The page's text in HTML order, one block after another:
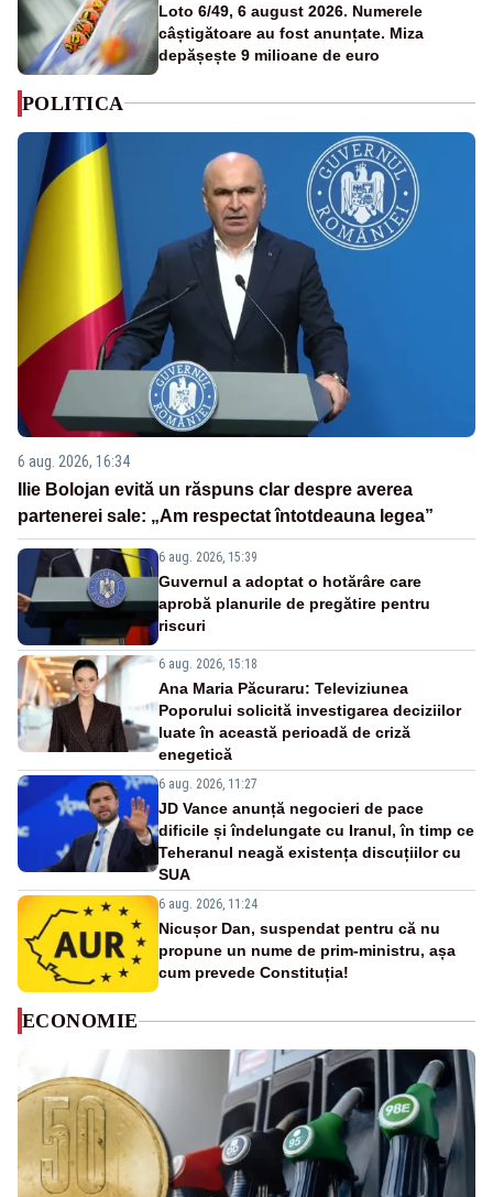
Loto 6/49, 6 august 2026. Numerele
câștigătoare au fost anunțate. Miza
depășește 9 milioane de euro
POLITICA
6 aug. 2026, 16:34
Ilie Bolojan evită un răspuns clar despre averea
partenerei sale: „Am respectat întotdeauna legea”
6 aug. 2026, 15:39
Guvernul a adoptat o hotărâre care
aprobă planurile de pregătire pentru
riscuri
6 aug. 2026, 15:18
Ana Maria Păcuraru: Televiziunea
Poporului solicită investigarea deciziilor
luate în această perioadă de criză
enegetică
6 aug. 2026, 11:27
JD Vance anunță negocieri de pace
dificile și îndelungate cu Iranul, în timp ce
Teheranul neagă existența discuțiilor cu
SUA
6 aug. 2026, 11:24
Nicușor Dan, suspendat pentru că nu
propune un nume de prim-ministru, așa
cum prevede Constituția!
ECONOMIE